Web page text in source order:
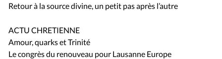
Retour à la source divine, un petit pas après l’autre
ACTU CHRETIENNE
Amour, quarks et Trinité
Le congrès du renouveau pour Lausanne Europe